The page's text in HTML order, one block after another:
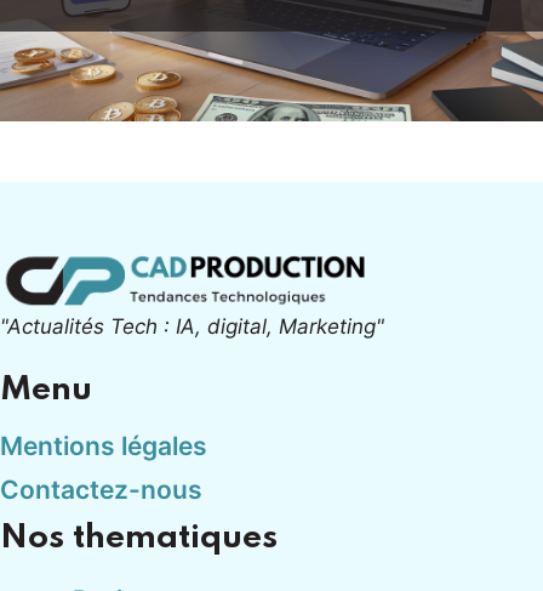
"Actualités Tech : IA, digital, Marketing"
Menu
Mentions légales
Contactez-nous
Nos thematiques